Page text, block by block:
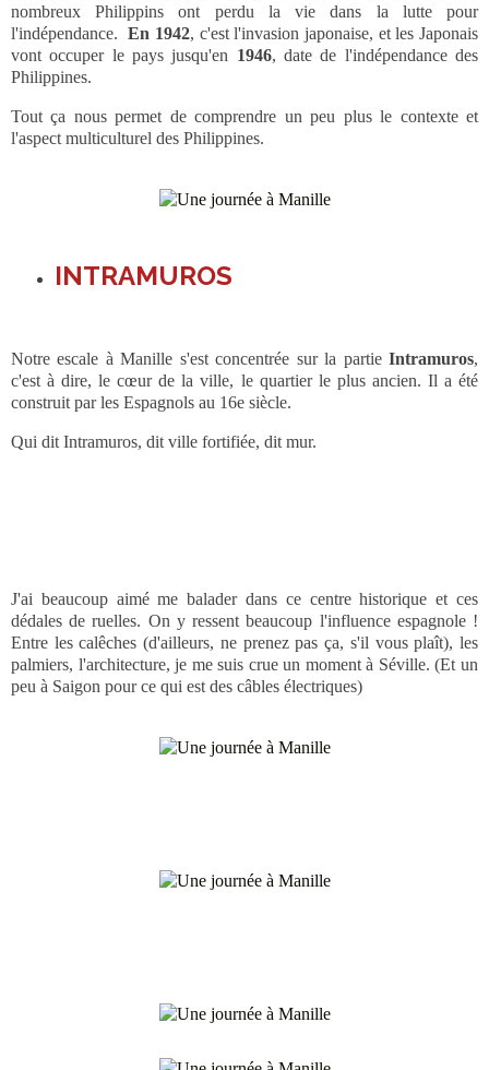
nombreux Philippins ont perdu la vie dans la lutte pour
l'indépendance.En 1942, c'est l'invasion japonaise, et les Japonais
vont occuper le pays jusqu'en 1946, date de l'indépendance des
Philippines.
Tout ça nous permet de comprendre un peu plus le contexte et
l'aspect multiculturel des Philippines.
INTRAMUROS
Notre escale à Manille s'est concentrée sur la partie Intramuros,
c'est à dire, le cœur de la ville, le quartier le plus ancien. Il a été
construit par les Espagnols au 16e siècle.
Qui dit Intramuros, dit ville fortifiée, dit mur.
J'ai beaucoup aimé me balader dans ce centre historique et ces
dédales de ruelles. On y ressent beaucoup l'influence espagnole !
Entre les calêches (d'ailleurs, ne prenez pas ça, s'il vous plaît), les
palmiers, l'architecture, je me suis crue un moment à Séville. (Et un
peu à Saigon pour ce qui est des câbles électriques)